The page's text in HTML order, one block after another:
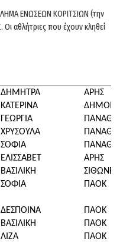
ΕΝΩΣΕΩΝ ΚΟΡΙΤΣΙΩΝ (την
αθλήτριες που έχουν κληθεί
ΔΗΜΗΤΡΑ
ΑΡΗΣ
ΚΑΤΕΡΙΝΑ
ΓΕΩΡΓΙΑ
ΧΡΥΣΟΥΛΑ
ΣΟΦΙΑ
ΕΛΙΣΣΑΒΕΤ
ΑΡΗΣ
ΒΑΣΙΛΙΚΗ
ΣΙΘΩΝΕΣ
ΣΟΦΙΑ ΠΑΟΚ
ΔΕΣΠΟΙΝΑ
ΠΑΟΚ
ΒΑΣΙΛΙΚΗ
ΠΑΟΚ
ΛΙΖΑ
ΠΑΟΚ